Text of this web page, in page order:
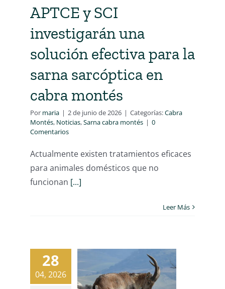
APTCE y SCI
investigarán una
solución efectiva para la
sarna sarcóptica en
cabra montés
Por maria | 2 de junio de 2026 | Categorías:Cabra
Montés, Noticias,Sarna cabra montés | 0
Comentarios
Actualmente existen tratamientos eficaces
para animales domésticos que no
funcionan [...]
Leer Más
28
04, 2026